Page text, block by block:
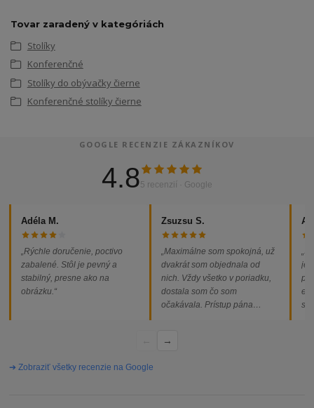
Tovar zaradený v kategóriách
Stolíky
Konferenčné
Stolíky do obývačky čierne
Konferenčné stolíky čierne
GOOGLE RECENZIE ZÁKAZNÍKOV
4.85 recenzií · Google
Adéla M.
„Rýchle doručenie, poctivo
zabalené. Stôl je pevný a
stabilný, presne ako na
obrázku.“
Zsuzsu S.
„Maximálne som spokojná, už
dvakrát som objednala od
nich. Vždy všetko v poriadku,
dostala som čo som
očakávala. Prístup pána
problémov. Vrele odporúčam!“
→
➔ Zobraziť všetky recenzie na Google